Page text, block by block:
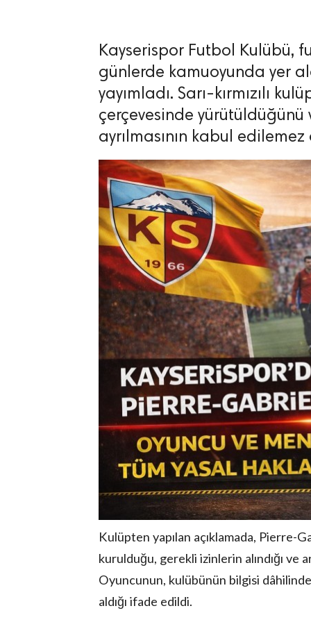
Kayserispor Futbol Kulübü,
günlerde kamuoyunda yer
yayımladı. Sarı-kırmızılı
çerçevesinde
ayrılmasının kabul
Kulüpten yapılan açıklamada,
kurulduğu, gerekli izinlerin alındığı ve
Oyuncunun, kulübünün bilgisi
aldığı ifade edildi.